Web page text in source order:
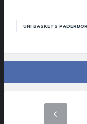
UNI BASKETS